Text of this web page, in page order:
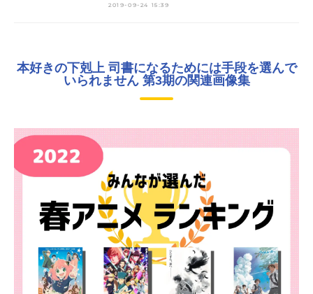
2019-09-24 15:39
本好きの下剋上 司書になるためには手段を選んで
いられません 第3期の関連画像集